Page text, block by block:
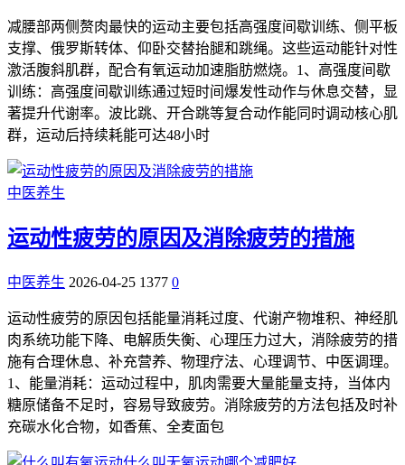
减腰部两侧赘肉最快的运动主要包括高强度间歇训练、侧平板
支撑、俄罗斯转体、仰卧交替抬腿和跳绳。这些运动能针对性
激活腹斜肌群，配合有氧运动加速脂肪燃烧。1、高强度间歇
训练：高强度间歇训练通过短时间爆发性动作与休息交替，显
著提升代谢率。波比跳、开合跳等复合动作能同时调动核心肌
群，运动后持续耗能可达48小时
中医养生
运动性疲劳的原因及消除疲劳的措施
中医养生 2026-04-25 1377 0
运动性疲劳的原因包括能量消耗过度、代谢产物堆积、神经肌
肉系统功能下降、电解质失衡、心理压力过大，消除疲劳的措
施有合理休息、补充营养、物理疗法、心理调节、中医调理。
1、能量消耗：运动过程中，肌肉需要大量能量支持，当体内
糖原储备不足时，容易导致疲劳。消除疲劳的方法包括及时补
充碳水化合物，如香蕉、全麦面包